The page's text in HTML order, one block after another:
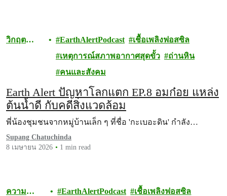
วิกฤต
EarthAlertPodcast
เชื้อเพลิงฟอสซิล
เหตุการณ์สภาพอากาศสุดขั้ว
ถ่านหิน
คนและสังคม
Earth Alert ปัญหาโลกแตก EP.8 อมก๋อย แหล่ง
ต้นน้ำดี กับคดีสิ่งแวดล้อม
พี่น้องชุมชนจากหมู่บ้านเล็ก ๆ ที่ชื่อ 'กะเบอะดิน' กำลัง…
Supang Chatuchinda
8 เมษายน 2026
1 min read
ความ
EarthAlertPodcast
เชื้อเพลิงฟอสซิล